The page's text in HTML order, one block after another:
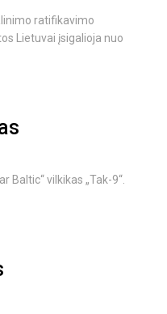
ratifikavimo
Lietuvai įsigalioja nuo
vilkikas „Tak-9“.